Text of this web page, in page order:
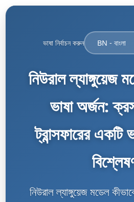
ভাষা নির্বাচন করুন
নিউরাল ল্যাঙ্গুয়েজ
ভাষা অর্জন:
ট্রান্সফারের একটি
নিউরাল ল্যাঙ্গুয়েজ মডেল